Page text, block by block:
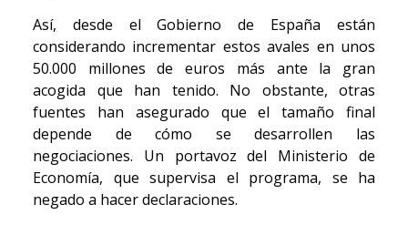
Así, desde el Gobierno de España están
considerando incrementar estos avales en unos
50.000 millones de euros más ante la gran
acogida que han tenido. No obstante, otras
fuentes han asegurado que el tamaño final
depende de cómo se desarrollen las
negociaciones. Un portavoz del Ministerio de
Economía, que supervisa el programa, se ha
negado a hacer declaraciones.